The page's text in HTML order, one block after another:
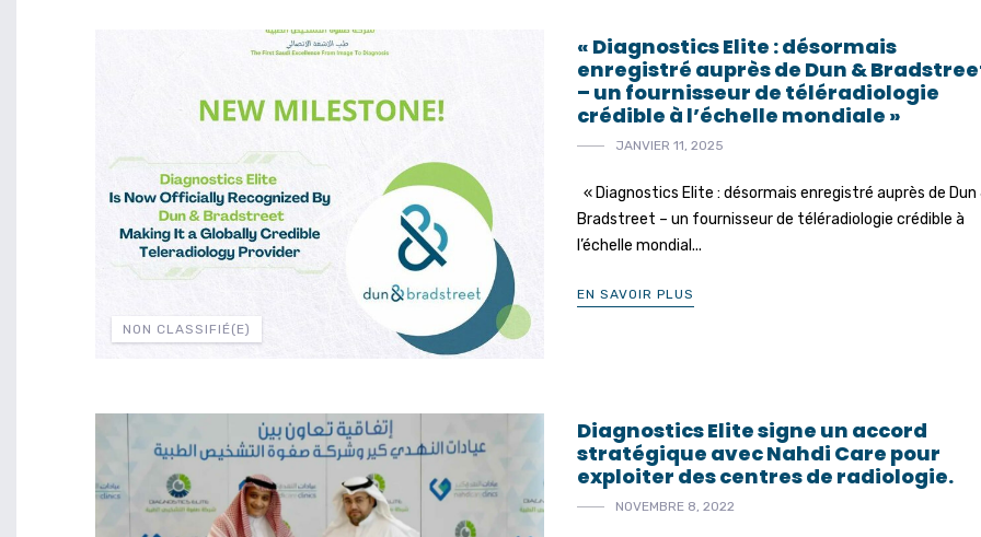
NON CLASSIFIÉ(E)
« Diagnostics Elite : désormais
enregistré auprès de Dun &
– un fournisseur de téléradiologie
crédible à l’échelle mondiale »
JANVIER 11, 2025
« Diagnostics Elite : désormais enregistré auprès de Dun
Bradstreet – un fournisseur de téléradiologie crédible à
l’échelle mondial...
EN SAVOIR PLUS
Diagnostics Elite signe un accord
stratégique avec Nahdi Care pour
exploiter des centres de radiologie.
NOVEMBRE 8, 2022